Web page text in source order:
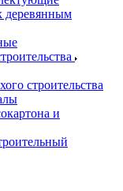
деревянным
строительства
и